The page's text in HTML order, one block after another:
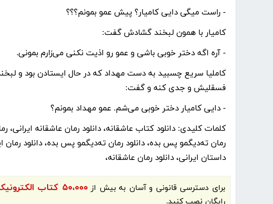
- راست میگی دایی کامیار؟ پیش عمو بمونم؟؟؟
کامیار با همون لبخند گشادش گفت:
- آره اگه دختر خوبی باشی و عمو رو اذیت نکنی می‌زارم بمونی.
کاملیا سریع چسبید به دست مهداد که در حال ایستادن بود و
فسقلیش و جدی کنه و گفت:
- دایی کامیار دختر خوبی می‌شم. عمو مهداد بمونم؟
کلمات کلیدی: دانلود کتاب عاشقانه، دانلود رمان عاشقانه ایرانی،
رمان ته‌دیگمو پس بده، دانلود رمان ته‌دیگمو پس بده، دانلود رمان
داستان ایرانی، دانلود رمان عاشقانه،
برای دسترسی قانونی و آسان به بیش از ۵۰،۰۰۰ کتاب الکترونیک و کتاب صوتی فارسی
رایگان نصب کنید.